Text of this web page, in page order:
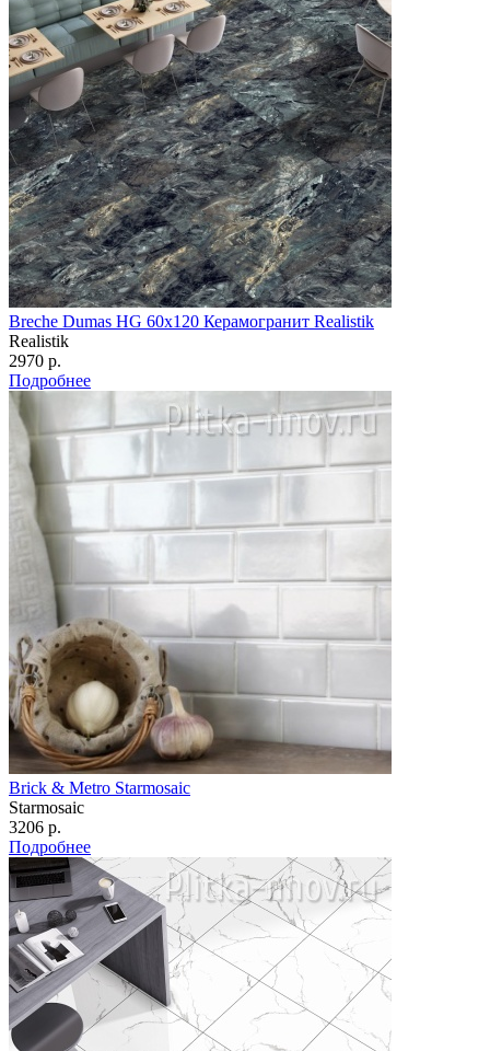
Breche Dumas HG 60х120 Керамогранит Realistik
Realistik
2970 р.
Подробнее
Brick & Metro Starmosaic
Starmosaic
3206 р.
Подробнее